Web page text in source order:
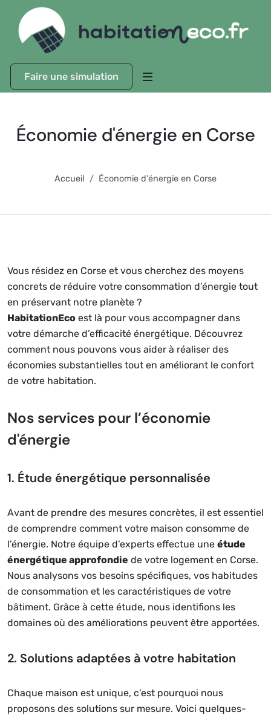
Faire une simulation
Économie d'énergie en Corse
Accueil Économie d'énergie en Corse
Vous résidez en Corse et vous cherchez des moyens
concrets de réduire votre consommation d’énergie tout
en préservant notre planète ?
HabitationEco est là pour vous accompagner dans
votre démarche d’efficacité énergétique. Découvrez
comment nous pouvons vous aider à réaliser des
économies substantielles tout en améliorant le confort
de votre habitation.
Nos services pour l’économie
d'énergie
1. Étude énergétique personnalisée
Avant de prendre des mesures concrètes, il est essentiel
de comprendre comment votre maison consomme de
l’énergie. Notre équipe d’experts effectue une étude
énergétique approfondie de votre logement en Corse.
Nous analysons vos besoins spécifiques, vos habitudes
de consommation et les caractéristiques de votre
bâtiment. Grâce à cette étude, nous identifions les
domaines où des améliorations peuvent être apportées.
2. Solutions adaptées à votre habitation
Chaque maison est unique, c’est pourquoi nous
proposons des solutions sur mesure. Voici quelques-